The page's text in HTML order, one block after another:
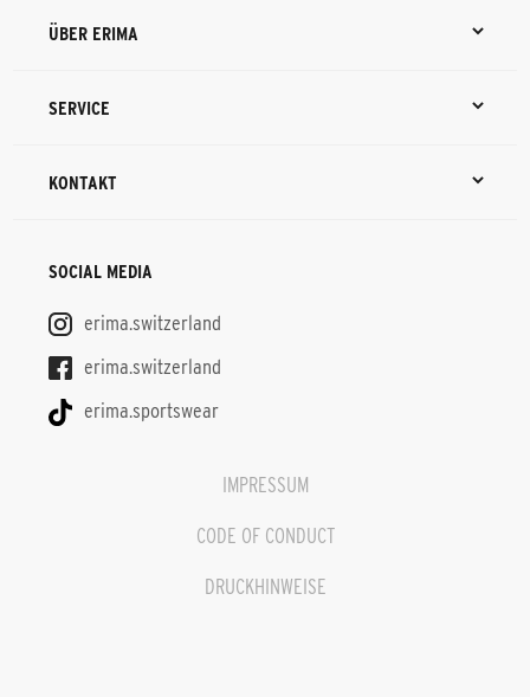
ÜBER ERIMA
SERVICE
KONTAKT
SOCIAL MEDIA
erima.switzerland
erima.switzerland
erima.sportswear
IMPRESSUM
CODE OF CONDUCT
DRUCKHINWEISE